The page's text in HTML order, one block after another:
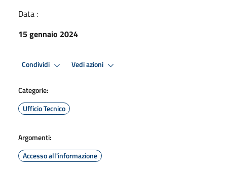
Data :
15 gennaio 2024
Condividi Vedi azioni
Categorie:
Ufficio Tecnico
Argomenti:
Accesso all'informazione